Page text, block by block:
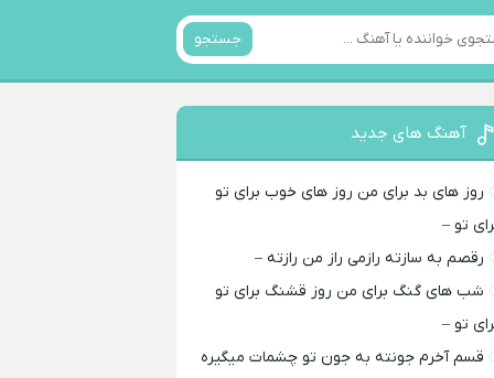
جستجو
آهنگ های جدید
روز های بد برای من روز های خوب برای تو
تو –
رقصم به سازته رازمی راز من رازته –
شب های گنگ برای من روز قشنگ برای تو
تو –
قسم آخرم جونته به جون تو چشمات میگیره